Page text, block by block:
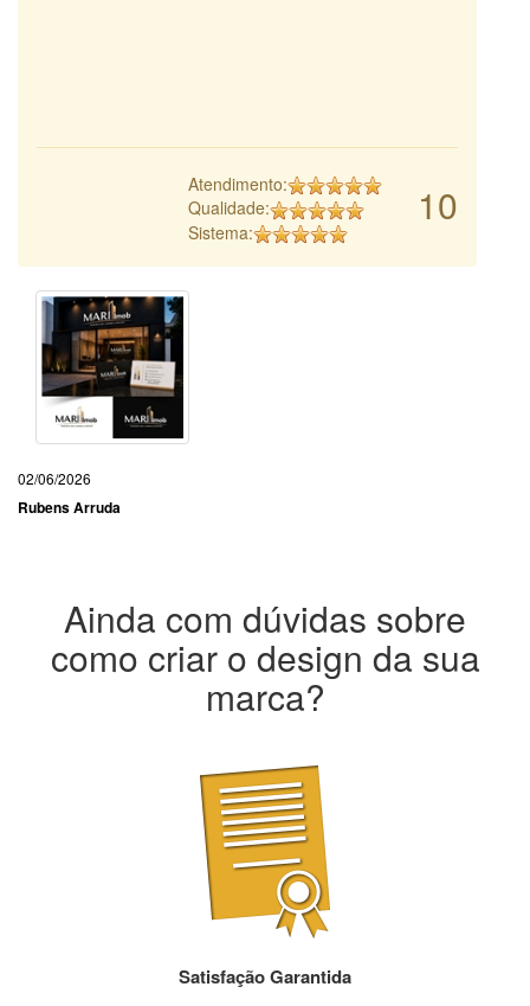
10
Atendimento:
Qualidade:
Sistema:
02/06/2026
Rubens Arruda
Ainda com dúvidas sobre
como criar o design da sua
marca?
Satisfação Garantida